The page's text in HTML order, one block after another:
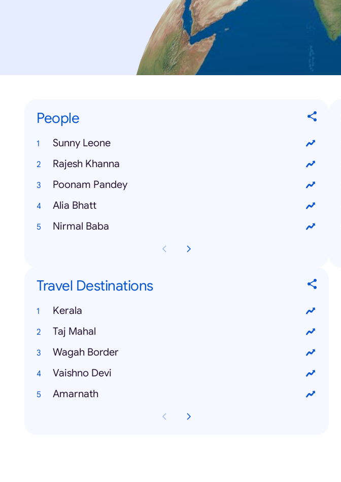
People
Sunny Leone
Rajesh Khanna
Poonam Pandey
Alia Bhatt
Nirmal Baba
Travel Destinations
Kerala
Taj Mahal
Wagah Border
Vaishno Devi
Amarnath